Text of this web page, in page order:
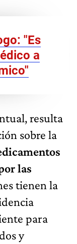
"Es
a
resulta
sobre la
las
tienen la
para
y